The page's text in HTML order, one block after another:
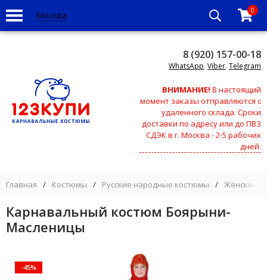
Москва 0
8 (920) 157-00-18
WhatsApp, Viber, Telegram
ВНИМАНИЕ! В настоящий
момент заказы отправляются с
удаленного склада. Сроки
доставки по адресу или до ПВЗ
СДЭК в г. Москва - 2-5 рабочих
дней.
Главная / Костюмы / Русские народные костюмы / Женские
Карнавальный костюм Боярыни-
Масленицы
-45%